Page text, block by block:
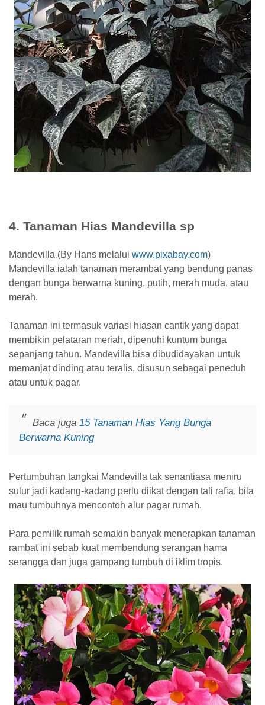
4. Tanaman Hias Mandevilla sp
Mandevilla (By Hans melalui www.pixabay.com)
Mandevilla ialah tanaman merambat yang bendung panas
dengan bunga berwarna kuning, putih, merah muda, atau
merah.
Tanaman ini termasuk variasi hiasan cantik yang dapat
membikin pelataran meriah, dipenuhi kuntum bunga
sepanjang tahun. Mandevilla bisa dibudidayakan untuk
memanjat dinding atau teralis, disusun sebagai peneduh
atau untuk pagar.
Baca juga 15 Tanaman Hias Yang Bunga
Berwarna Kuning
Pertumbuhan tangkai Mandevilla tak senantiasa meniru
sulur jadi kadang-kadang perlu diikat dengan tali rafia, bila
mau tumbuhnya mencontoh alur pagar rumah.
Para pemilik rumah semakin banyak menerapkan tanaman
rambat ini sebab kuat membendung serangan hama
serangga dan juga gampang tumbuh di iklim tropis.